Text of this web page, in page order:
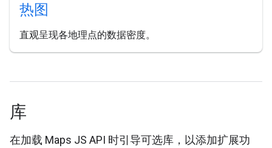
热图
直观呈现各地理点的数据密度。
库
在加载 Maps JS API 时引导可选库，以添加扩展功